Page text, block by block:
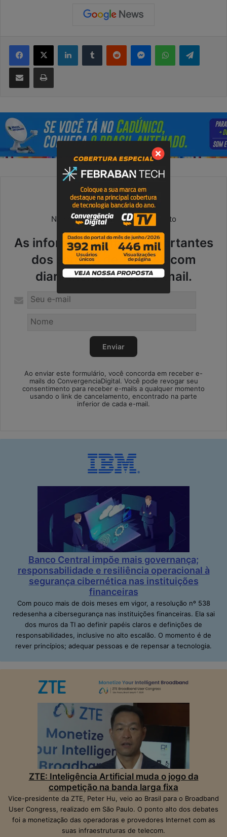
Newsletter diária | Serviço gratuito
As informações mais importantes
dos setores de TI e Telecom
diariamente no seu e-mail.
Ao enviar este formulário, você concorda em receber e-
mails do ConvergenciaDigital. Você pode revogar seu
consentimento para receber e-mails a qualquer momento
usando o link de cancelamento, encontrado na parte
inferior de cada e-mail.
Banco Central impõe mais governança;
responsabilidade e resiliência operacional à
segurança cibernética nas instituições
financeiras
Com pouco mais de dois meses em vigor, a resolução nº 538
redesenha a cibersegurança nas instituições financeiras. Ela sai
dos muros da TI ao definir papéis claros e definições de
responsabilidades, inclusive no alto escalão. O momento é de
rever princípios; adequar pessoas e de repensar a tecnologia.
ZTE: Inteligência Artificial muda o jogo da
competição na banda larga fixa
Vice-presidente da ZTE, Peter Hu, veio ao Brasil para o Broadband
User Congress, realizado em São Paulo. O ponto alto dos debates
foi a monetização das operadoras e provedores Internet com as
suas infraestruturas de telecom.